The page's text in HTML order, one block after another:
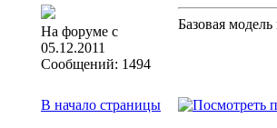
На форуме с
05.12.2011
Сообщений: 1494
Базовая
В начало страницы